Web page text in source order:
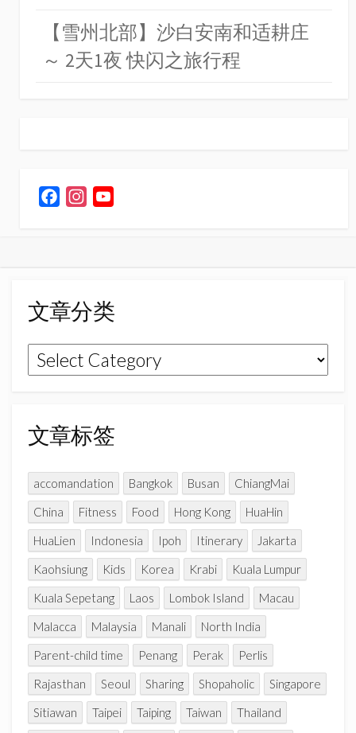
【雪州北部】沙白安南和适耕庄
～ 2天1夜 快闪之旅行程
o
o
k
r
a
m
e
C
h
文章分类
文
章
类
文章标签
accomandation Bangkok Busan
ChiangMai
China
Fitness Food Hong Kong
HuaHin
HuaLien
Indonesia Ipoh Itinerary
Jakarta
Kaohsiung
Kids Korea Krabi
Kuala Lumpur
Kuala Sepetang
Laos Lombok Island
Macau
Malacca
Malaysia Manali
North India
Parent-child time
Penang Perak
Perlis
Rajasthan
Seoul Sharing Shopaholic
Singapore
Sitiawan
Taipei Taiping Taiwan Thailand